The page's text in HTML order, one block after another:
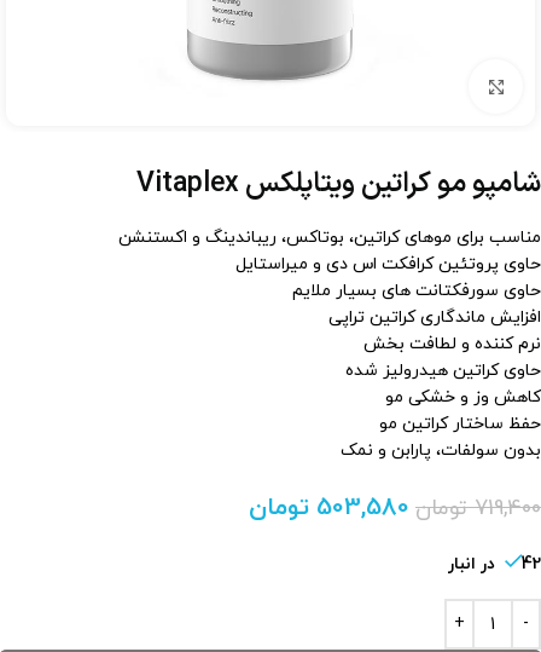
برای بزرگنمایی کلیک کنید
شامپو مو کراتین ویتاپلکس Vitaplex
مناسب برای موهای کراتین، بوتاکس، ریباندینگ و اکستنشن
حاوی پروتئین کرافکت اس دی و میراستایل
حاوی سورفکتانت های بسیار ملایم
افزایش ماندگاری کراتین تراپی
نرم کننده و لطافت بخش
حاوی کراتین هیدرولیز شده
کاهش وز و خشکی مو
حفظ ساختار کراتین مو
بدون سولفات، پارابن و نمک
719,400 تومان 503,580 تومان
42 در انبار